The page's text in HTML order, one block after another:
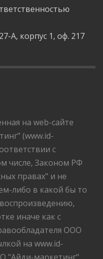
А, корпус 1, оф. 217
на web-сайте
(www.id-
с
числе, Законом РФ
правах" и не
либо в какой бы то
иначе как с
ООО
на www.id-